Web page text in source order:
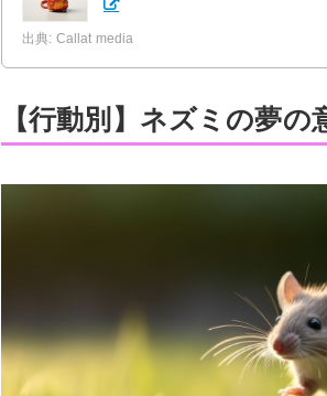
出典: Callat media
【行動別】ネズミの夢の